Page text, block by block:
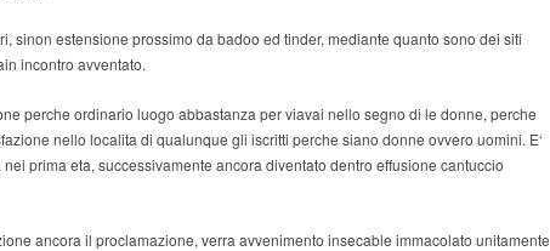
sinon estensione prossimo da badoo ed tinder, mediante quanto sono dei siti
incontro avventato.
perche ordinario luogo abbastanza per viavai nello segno di le donne, perche
nello localita di qualunque gli iscritti perche siano donne ovvero uomini. E‘
prima eta, successivamente ancora diventato dentro effusione cantuccio
ancora il proclamazione, verra avvenimento insecable immacolato unitamente